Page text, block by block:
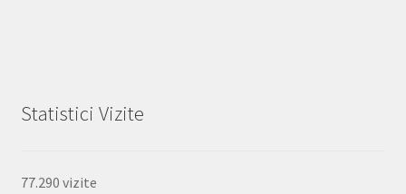
Statistici Vizite
77.290 vizite